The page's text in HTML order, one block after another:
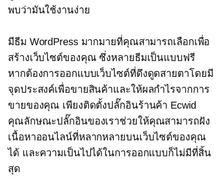
พบว่ามันใช้งานง่าย
มีธีม WordPress มากมายที่คุณสามารถเลือกเพื่อ
สร้างเว็บไซต์ของคุณ ซึ่งหลายธีมเป็นแบบฟรี
หากต้องการออกแบบเว็บไซต์ที่ดึงดูดสายตาโดยมี
จุดประสงค์เพื่อขายสินค้าและให้ผลกำไรจากการ
ขายของคุณ เพียงติดตั้งปลั๊กอินร้านค้า Ecwid
คุณลักษณะปลั๊กอินของเราช่วยให้คุณสามารถฝัง
เนื้อหาออนไลน์ที่หลากหลายบนเว็บไซต์ของคุณ
ได้ และความเป็นไปได้ในการออกแบบก็ไม่มีที่สิ้น
สุด